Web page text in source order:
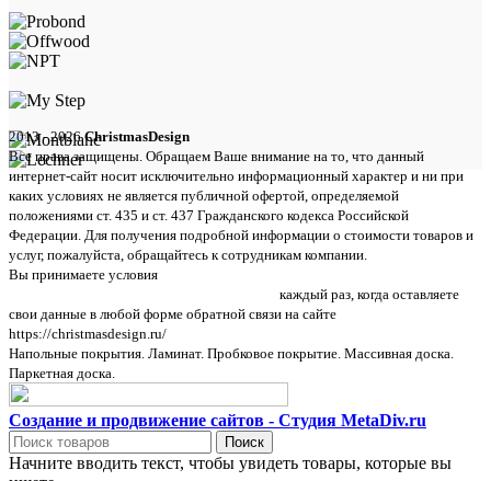
2013 - 2026ChristmasDesign
Все права защищены. Обращаем Ваше внимание на то, что данный
интернет-сайт носит исключительно информационный характер и ни при
каких условиях не является публичной офертой, определяемой
положениями ст. 435 и ст. 437 Гражданского кодекса Российской
Федерации. Для получения подробной информации о стоимости товаров и
услуг, пожалуйста, обращайтесь к сотрудникам компании.
Вы принимаете условия
каждый раз, когда оставляете
свои данные в любой форме обратной связи на сайте
https://christmasdesign.ru/
Напольные покрытия. Ламинат. Пробковое покрытие. Массивная доска.
Паркетная доска.
Создание и продвижение сайтов - Студия MetaDiv.ru
Поиск
Начните вводить текст, чтобы увидеть товары, которые вы